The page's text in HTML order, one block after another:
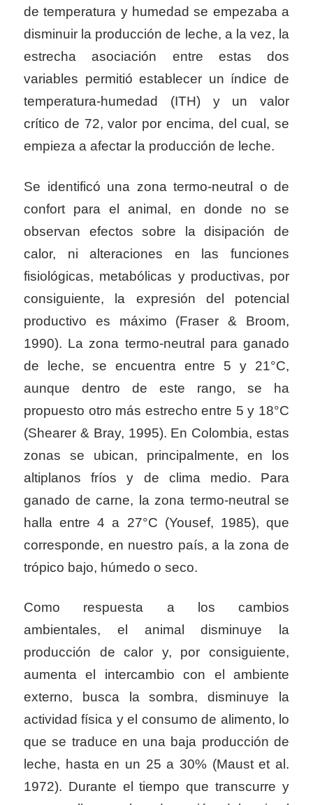
de temperatura y humedad se empezaba a
disminuir la producción de leche, a la vez, la
estrecha asociación entre estas dos
variables permitió establecer un índice de
temperatura-humedad (ITH) y un valor
crítico de 72, valor por encima, del cual, se
empieza a afectar la producción de leche.
Se identificó una zona termo-neutral o de
confort para el animal, en donde no se
observan efectos sobre la disipación de
calor, ni alteraciones en las funciones
fisiológicas, metabólicas y productivas, por
consiguiente, la expresión del potencial
productivo es máximo (Fraser & Broom,
1990). La zona termo-neutral para ganado
de leche, se encuentra entre 5 y 21°C,
aunque dentro de este rango, se ha
propuesto otro más estrecho entre 5 y 18°C
(Shearer & Bray, 1995). En Colombia, estas
zonas se ubican, principalmente, en los
altiplanos fríos y de clima medio. Para
ganado de carne, la zona termo-neutral se
halla entre 4 a 27°C (Yousef, 1985), que
corresponde, en nuestro país, a la zona de
trópico bajo, húmedo o seco.
Como respuesta a los cambios
ambientales, el animal disminuye la
producción de calor y, por consiguiente,
aumenta el intercambio con el ambiente
externo, busca la sombra, disminuye la
actividad física y el consumo de alimento, lo
que se traduce en una baja producción de
leche, hasta en un 25 a 30% (Maust et al.
1972). Durante el tiempo que transcurre y